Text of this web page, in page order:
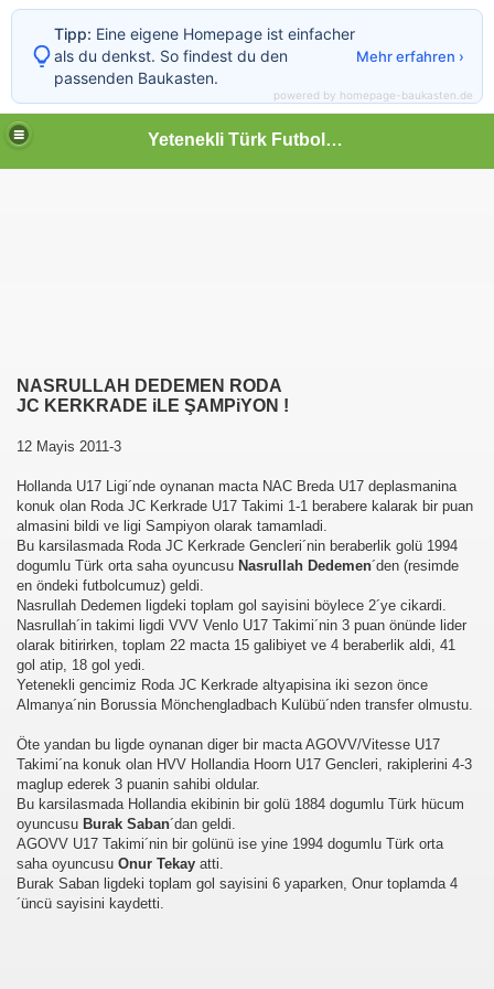
Yetenekli Türk Futbolcular
NASRULLAH DEDEMEN RODA
JC KERKRADE iLE ŞAMPiYON !
12 Mayis 2011-3
Hollanda U17 Ligi´nde oynanan macta NAC Breda U17 deplasmanina
konuk olan Roda JC Kerkrade U17 Takimi 1-1 berabere kalarak bir puan
almasini bildi ve ligi Sampiyon olarak tamamladi.
Bu karsilasmada Roda JC Kerkrade Gencleri´nin beraberlik golü 1994
dogumlu Türk orta saha oyuncusu Nasrullah Dedemen´den (resimde
en öndeki futbolcumuz) geldi.
Nasrullah Dedemen ligdeki toplam gol sayisini böylece 2´ye cikardi.
Nasrullah´in takimi ligdi VVV Venlo U17 Takimi´nin 3 puan önünde lider
olarak bitirirken, toplam 22 macta 15 galibiyet ve 4 beraberlik aldi, 41
gol atip, 18 gol yedi.
Yetenekli gencimiz Roda JC Kerkrade altyapisina iki sezon önce
Almanya´nin Borussia Mönchengladbach Kulübü´nden transfer olmustu.
Öte yandan bu ligde oynanan diger bir macta AGOVV/Vitesse U17
Takimi´na konuk olan HVV Hollandia Hoorn U17 Gencleri, rakiplerini 4-3
maglup ederek 3 puanin sahibi oldular.
Bu karsilasmada Hollandia ekibinin bir golü 1884 dogumlu Türk hücum
oyuncusu Burak Saban´dan geldi.
AGOVV U17 Takimi´nin bir golünü ise yine 1994 dogumlu Türk orta
saha oyuncusu Onur Tekay atti.
Burak Saban ligdeki toplam gol sayisini 6 yaparken, Onur toplamda 4
´üncü sayisini kaydetti.
Tipp: Eine eigene Homepage ist einfacher
als du denkst. So findest du den
passenden Baukasten.
Mehr erfahren ›
powered by homepage-baukasten.de